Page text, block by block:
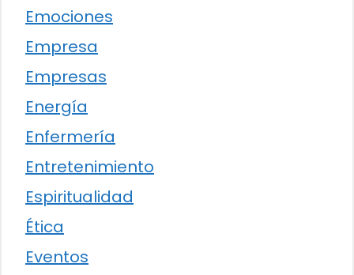
Emociones
Empresa
Empresas
Energía
Enfermería
Entretenimiento
Espiritualidad
Ética
Eventos